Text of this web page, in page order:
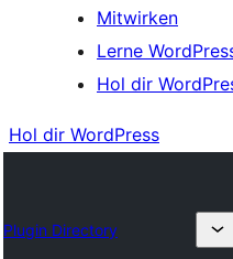
Mitwirken
Lerne
Hol dir
Hol dir WordPress
Plugin Directory